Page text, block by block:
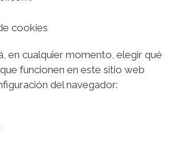
cookies
en cualquier momento, elegir qué
funcionen en este sitio web
del navegador: